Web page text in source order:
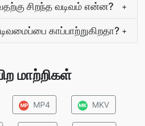
சிறந்த வடிவம் என்ன? +
காப்பாற்றுகிறதா? +
மாற்றிகள்
MP MP4 MK MKV